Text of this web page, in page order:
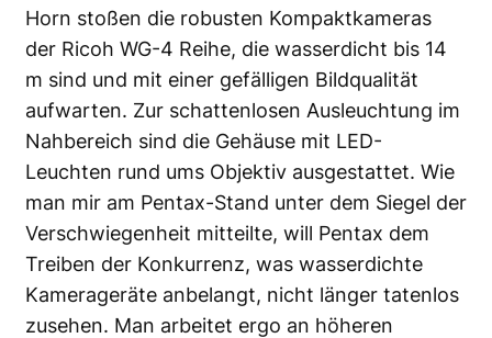
Horn stoßen die robusten Kompaktkameras
der Ricoh WG-4 Reihe, die wasserdicht bis 14
m sind und mit einer gefälligen Bildqualität
aufwarten. Zur schattenlosen Ausleuchtung im
Nahbereich sind die Gehäuse mit LED-
Leuchten rund ums Objektiv ausgestattet. Wie
man mir am Pentax-Stand unter dem Siegel der
Verschwiegenheit mitteilte, will Pentax dem
Treiben der Konkurrenz, was wasserdichte
Kamerageräte anbelangt, nicht länger tatenlos
zusehen. Man arbeitet ergo an höheren